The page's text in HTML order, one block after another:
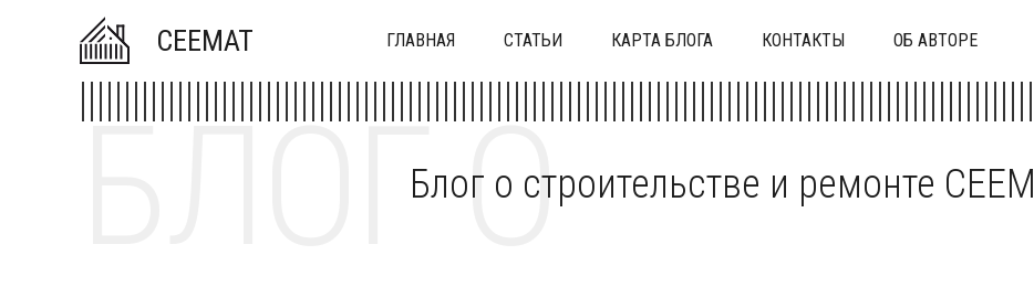
CEEMAT ГЛАВНАЯ СТАТЬИ КАРТА БЛОГА КОНТАКТЫ ОБ АВТОРЕ
Блог о строительстве и ремонте
БЛОГ О